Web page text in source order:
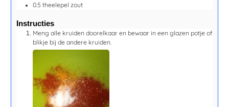
0.5 theelepel zout
Instructies
Meng alle kruiden doorelkaar en bewaar in een glazen potje of
blikje bij de andere kruiden.